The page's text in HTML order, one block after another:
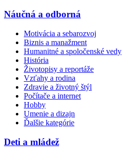
Náučná a odborná
Motivácia a sebarozvoj
Biznis a manažment
Humanitné a spoločenské vedy
História
Životopisy a reportáže
Vzťahy a rodina
Zdravie a životný štýl
Počítače a internet
Hobby
Umenie a dizajn
Ďalšie kategórie
Deti a mládež